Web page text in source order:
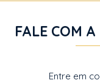
FALE COM
Entre em